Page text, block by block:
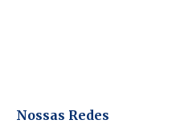
Nossas Redes